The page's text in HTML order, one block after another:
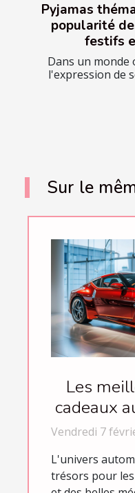
Pyjamas
popularité
festifs
Dans un
l'expression de
Sur le
Les
cadeaux
Vendredi 7
L'univers
trésors pour